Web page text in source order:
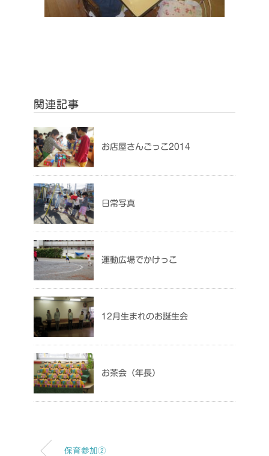
関連記事
お店屋さんごっこ2014
日常写真
運動広場でかけっこ
12月生まれのお誕生会
お茶会（年長）
保育参加②